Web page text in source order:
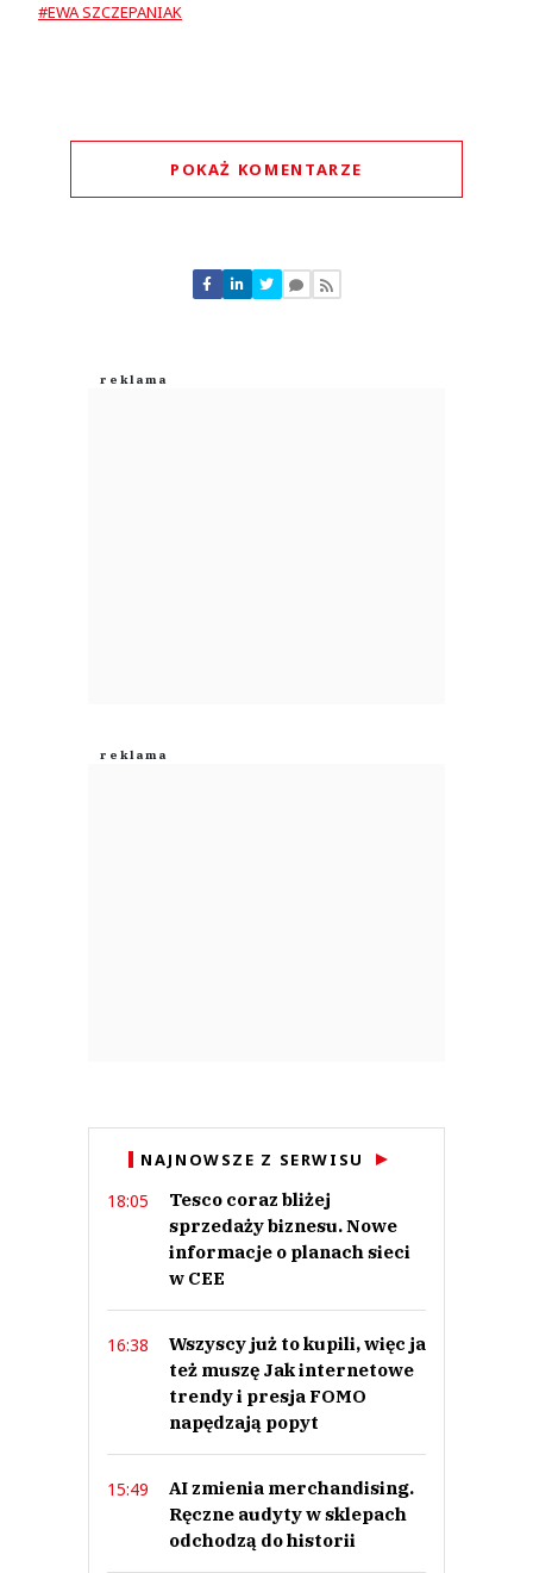
#EWA SZCZEPANIAK
POKAŻ KOMENTARZE
Nie znaleziono komentarzy
Zostaw swoje komentarze
NAJNOWSZE Z SERWISU
18:05
Tesco coraz bliżej
sprzedaży biznesu. Nowe
informacje o planach sieci
w CEE
16:38
Wszyscy już to kupili, więc ja
też muszę Jak internetowe
trendy i presja FOMO
napędzają popyt
15:49
AI zmienia merchandising.
Ręczne audyty w sklepach
odchodzą do historii